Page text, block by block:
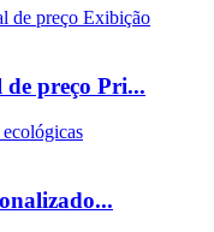
de preço Pri...